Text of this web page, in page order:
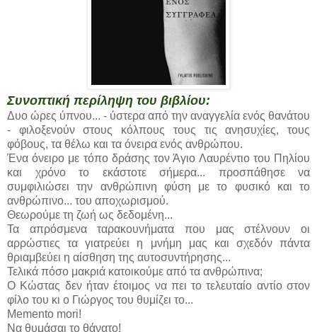
Συνοπτική περίληψη του βιβλίου:
Δυο ώρες ύπνου... - ύστερα από την αναγγελία ενός θανάτου
- φιλοξενούν στους κόλπους τους τις ανησυχίες, τους
φόβους, τα θέλω και τα όνειρα ενός ανθρώπου.
Ένα όνειρο με τόπο δράσης τον Άγιο Λαυρέντιο του Πηλίου
και χρόνο το εκάστοτε σήμερα... προσπάθησε να
συμφιλιώσει την ανθρώπινη φύση με το φυσικό και το
ανθρώπινο... του αποχωρισμού.
Θεωρούμε τη ζωή ως δεδομένη...
Τα απρόσμενα ταρακουνήματα που μας στέλνουν οι
αρρώστιες τα γιατρεύει η μνήμη μας και σχεδόν πάντα
θριαμβεύει η αίσθηση της αυτοσυντήρησης...
Τελικά πόσο μακριά κατοικούμε από τα ανθρώπινα;
Ο Κώστας δεν ήταν έτοιμος να πει το τελευταίο αντίο στον
φίλο του κι ο Γιώργος του θυμίζει το...
Memento mori!
Να θυμάσαι το θάνατο!